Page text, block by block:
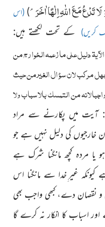
تَدْعُ مَعَ اللّٰهِ اِلٰهًا اٰخَرَۘ-) (اس
کریں) کے تحت لکھتے ہیں:
دلیل علی ما زعمہ الخوارج من
مرکب لان سؤال الغیر من حیث
لانہ من التمسک بالاسباب ولا
آیت میں پکارنے سے مراد
کی دلیل نہیں ہے جو
یا مردہ کچھ مانگنا شرک ہے
غیر ِخدا سے مانگنا اس
دے، کبھی واجب بھی
اسباب کا انکار نہ کرے گا